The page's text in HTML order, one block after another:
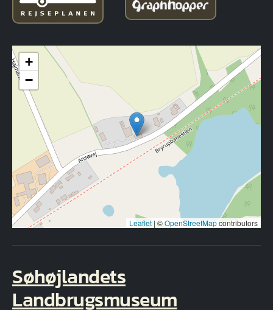
+
−
Leaflet | ©OpenStreetMapcontributors
Søhøjlandets
Landbrugsmuseum